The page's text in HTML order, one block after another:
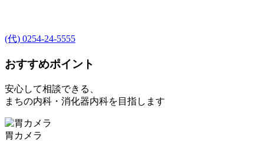
(代) 0254-24-5555
おすすめポイント
安心して相談できる、
まちの内科・消化器内科を目指します
胃カメラ